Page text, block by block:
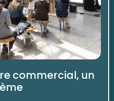
commercial, un